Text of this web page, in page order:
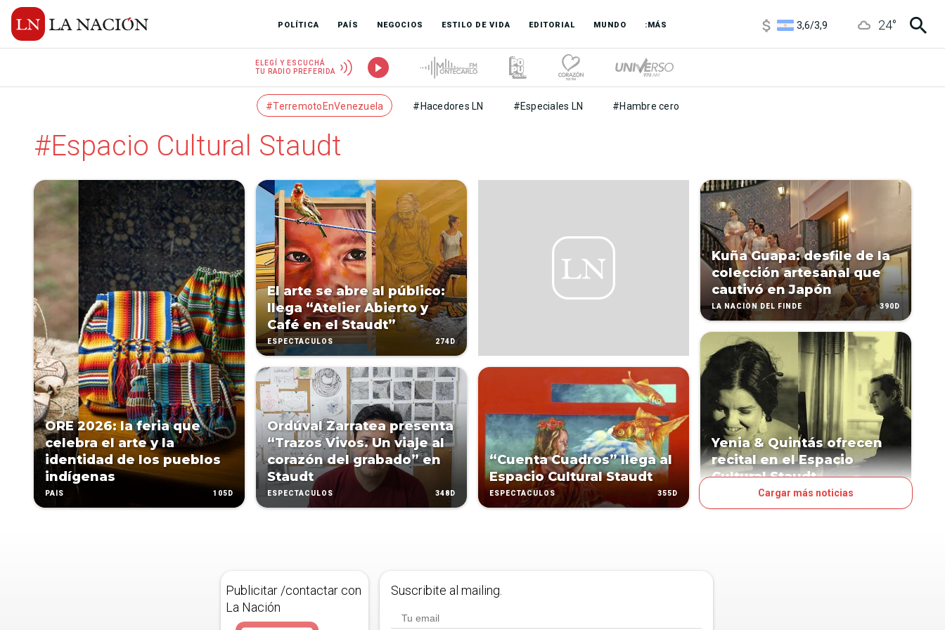
POLÍTICA PAÍS NEGOCIOS ESTILO DE VIDA EDITORIAL MUNDO :MÁS
3,6/3,9
24°
ELEGÍ Y ESCUCHÁ
TU RADIO PREFERIDA
#TerremotoEnVenezuela #Hacedores LN #Especiales LN #Hambre cero
#Espacio Cultural Staudt
ORE 2026: la feria que
celebra el arte y la
identidad de los pueblos
indígenas
PAÍS 105D
El arte se abre al público:
llega “Atelier Abierto y
Café en el Staudt”
ESPECTÁCULOS 274D
Ordúval Zarratea presenta
“Trazos Vivos. Un viaje al
corazón del grabado” en
Staudt
ESPECTÁCULOS 348D
“Cuenta Cuadros” llega al
Espacio Cultural Staudt
ESPECTÁCULOS 355D
Kuña Guapa: desfile de la
colección artesanal que
cautivó en Japón
LA NACIÓN DEL FINDE 390D
Yenia & Quintás ofrecen
recital en el Espacio
Cultural Staudt
ESPECTÁCULOSCargar más noticias
Publicitar /contactar con
La Nación
Suscribite al mailing.